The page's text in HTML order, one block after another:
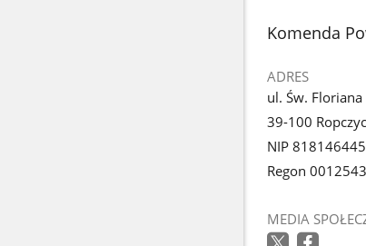
galerii.
stopka
Komenda
ADRES
ul. Św. Floriana
39-100
NIP
Regon
MEDIA